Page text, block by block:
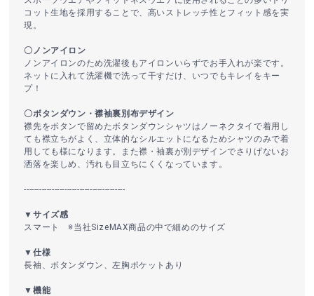
コット生地を採用することで、高いストレッチ性とフィット感を実
現。
〇ノンアイロン
ノンアイロンのため洗濯後もアイロンいらずでお手入れが楽です。
ネットに入れて洗濯機で洗って干すだけ、いつでもキレイをキー
プ！
〇ボタンダウン・襟袖裏別布デザイン
襟先をボタンで留めたボタンダウンシャツはノーネクタイで着用し
ても襟立ちがよく、立体的なシルエットになるためシャツのみで着
用しても様になります。また襟・袖裏が別デザインでさりげないお
洒落を楽しめ、汚れも目立ちにくくなっています。
----------------------------------------
▼サイズ感
スマート ※当社SizeMAX商品の中で細めのサイズ
▼仕様
長袖、ボタンダウン、左胸ポケットあり
▼機能